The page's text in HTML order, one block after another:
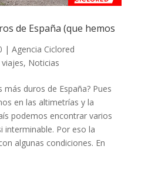
de España (que hemos
| Agencia Ciclored
, Noticias
duros de España? Pues
en las altimetrías y la
podemos encontrar varios
interminable. Por eso la
algunas condiciones. En